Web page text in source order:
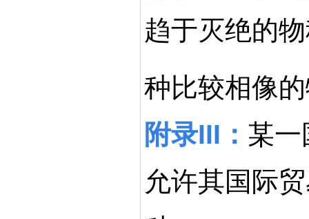
趋于灭绝的
种比较相像
附录III： 某一
允许其国际